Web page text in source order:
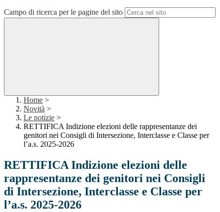
Campo di ricerca per le pagine del sito
Home >
Novità >
Le notizie >
RETTIFICA Indizione elezioni delle rappresentanze dei
genitori nei Consigli di Intersezione, Interclasse e Classe per
l’a.s. 2025-2026
RETTIFICA Indizione elezioni delle
rappresentanze dei genitori nei Consigli
di Intersezione, Interclasse e Classe per
l’a.s. 2025-2026